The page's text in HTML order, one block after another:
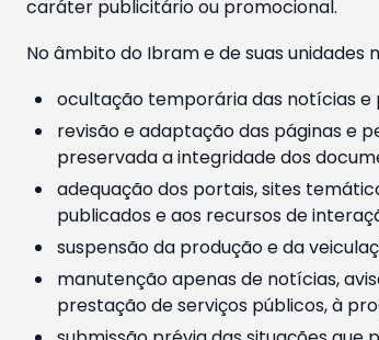
caráter publicitário ou promocional.
No âmbito do Ibram e de suas unidades
ocultação temporária das notícias e
revisão e adaptação das páginas e
preservada a integridade dos
adequação dos portais, sites
publicados e aos recursos de
suspensão da produção e da
manutenção apenas de notícias,
prestação de serviços públicos, à